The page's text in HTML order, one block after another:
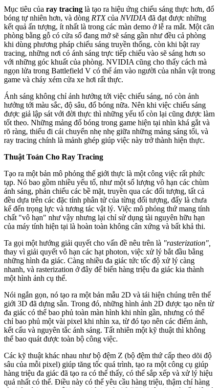
Mục tiêu của ray tracing là tạo ra hiệu ứng chiếu sáng thực hơn, đổ
bóng tự nhiên hơn, và dòng RTXcủa NVIDIA đã đạt được những
kết quả ấn tượng, ít nhất là trong các màn demo ở lễ ra mắt. Một căn
phòng bằng gỗ có cửa sổ đang mở sẽ sáng gần như đều cả phòng
khi dùng phương pháp chiếu sáng truyền thống, còn khi bật ray
tracing, những nơi có ánh sáng trực tiếp chiếu vào sẽ sáng hơn so
với những góc khuất của phòng. NVIDIA cũng cho thấy cách mà
ngọn lửa trong Battlefield V có thể ám vào người của nhân vật trong
game và cháy xém cửa xe hơi rất thực.
Ánh sáng không chỉ ảnh hưởng tới việc chiếu sáng, nó còn ảnh
hưởng tới màu sắc, độ sâu, đổ bóng nữa. Nên khi việc chiếu sáng
được giả lập sát với đời thực thì những yếu tố còn lại cũng được làm
tốt theo. Những mảng đổ bóng trong game hiện tại nhìn khá gắt và
rõ ràng, thiếu đi cái chuyển nhẹ nhẹ giữa những mảng sáng tối, và
ray tracing chính là mảnh ghép giúp việc này trở thành hiện thực.
Thuật Toán Cho Ray Tracing
Tạo ra một bản mô phỏng thế giới thực là một công việc rất phức
tạp. Nó bao gồm nhiều yếu tố, như một số lượng vô hạn các chùm
ánh sáng, phản chiếu các bề mặt, truyền qua các đối tượng, tất cả
đều dựa trên các đặc tính phân tử của từng đối tượng, đấy là chưa
kể đến trọng lực và tương tác vật lý. Việc mô phỏng thứ mang tính
chất "vô hạn" như vậy nhưng lại chỉ sử dụng tài nguyên hữu hạn
của máy tính hiện tại là hoàn toàn không cân xứng và bất khả thi.
Ta gọi một hướng giải quyết cho vấn đề nêu trên là "rasterization",
thay vì giải quyết vô hạn các hạt photon, việc xử lý bắt đầu bằng
những hình đa giác. Càng nhiều đa giác tức tốc độ xử lý càng
nhanh, và rasterization ở đây để biến hàng triệu đa giác kia thành
một hình ảnh cụ thể.
Nói ngắn gọn, nó tạo ra một bản mẫu 2D và tái hiện chúng trên thế
giới 3D đã dựng sẵn. Trong đó, những hình ảnh 2D được tạo nên từ
đa giác có thể bao phủ toàn màn hình khi nhìn gần, nhưng có thể
chỉ bao phủ một vài pixel khi nhìn xa, từ đó tạo nên các điểm ảnh,
kết cấu và nguyên tắc ánh sáng. Tất nhiên một kỹ thuật thì không
thể bao quát được toàn bộ công việc.
Các kỹ thuật khác nhau như bộ đệm Z (bộ đệm thứ cấp theo dõi độ
sâu của mỗi pixel) giúp tăng tốc quá trình, tạo ra một công cụ giúp
hàng triệu đa giác đã tạo ra có thể thấy, có thể sắp xếp và xử lý hiệu
quả nhất có thể. Điều này có thể yêu cầu hàng triệu, thậm chí hàng